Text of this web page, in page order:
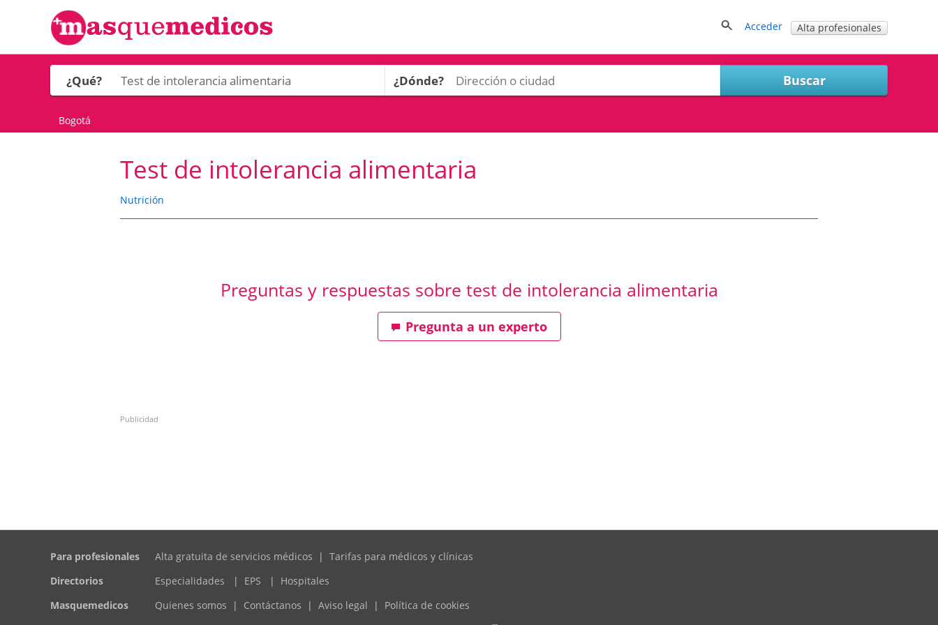
Acceder Alta profesionales
¿Qué? ¿Dónde?
Bogotá
Test de intolerancia alimentaria
Nutrición
Preguntas y respuestas sobre test de intolerancia alimentaria
Pregunta a un experto
Publicidad
Para profesionales Alta gratuita de servicios médicos | Tarifas para médicos y clínicas
Directorios
Especialidades | EPS |
Hospitales
Masquemedicos
Quienes somos | Contáctanos | Aviso legal |
Política de cookies